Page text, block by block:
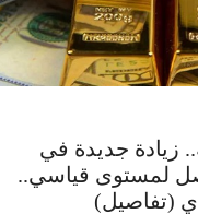
زيادة جديدة في
لمستوى قياسي..
(تفاصيل)